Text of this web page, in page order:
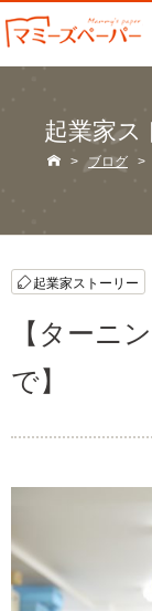
起業家ス
 > ブログ >
起業家ストーリー
【ターニ
で】 （